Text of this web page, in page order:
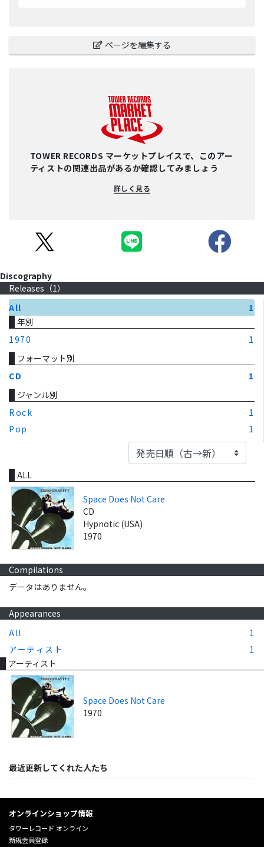
ページを編集する
TOWER RECORDS マーケットプレイスで、このアー
ティストの関連出品があるか確認してみましょう
詳しく見る
Discography
Releases（1）
All
1
年別
1970
1
フォーマット別
CD
1
ジャンル別
Rock
1
Pop
1
ALL
Space Does Not Care
CD
Hypnotic (USA)
1970
Compilations
データはありません。
Appearances
All
1
アーティスト
1
アーティスト
Space Does Not Care
1970
最近更新してくれた人たち
オンラインショップ情報
タワーレコード オンライン
新規会員登録